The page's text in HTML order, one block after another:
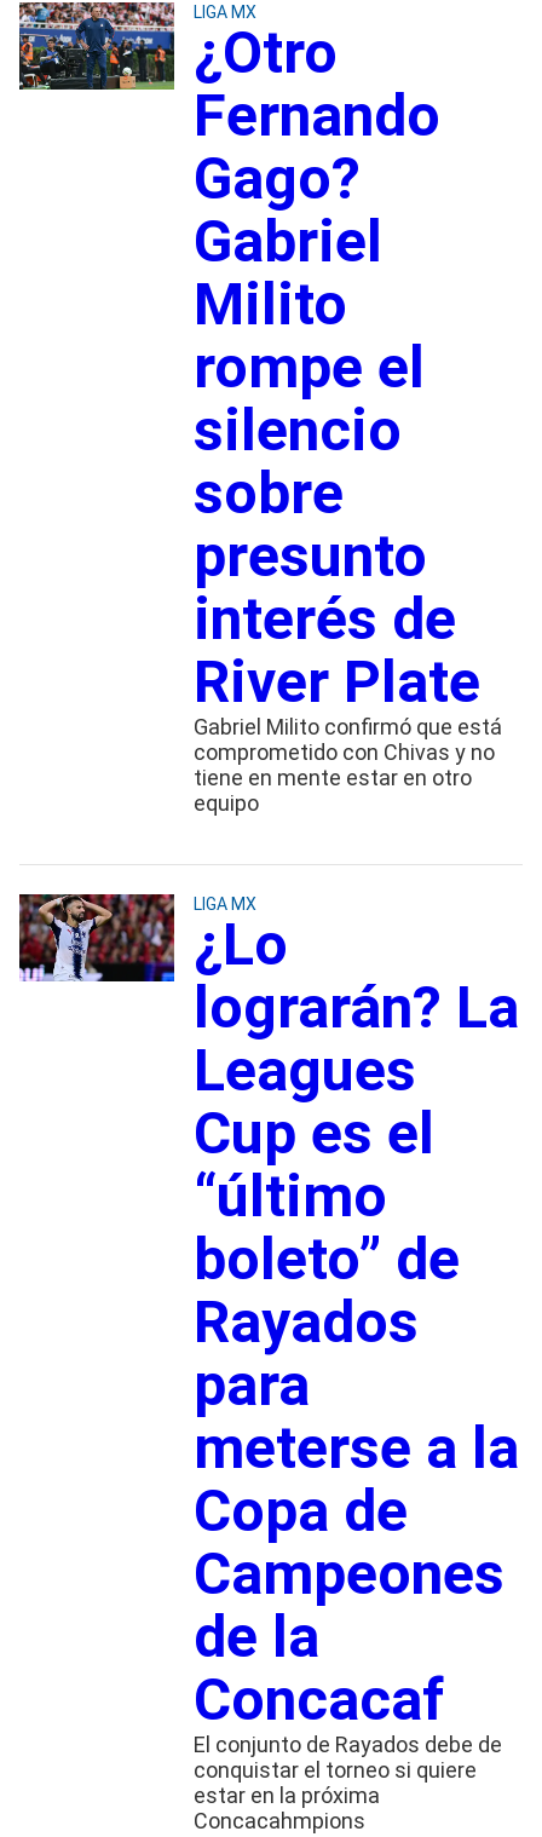
LIGA MX
¿Otro
Fernando
Gago?
Gabriel
Milito
rompe el
silencio
sobre
presunto
interés de
River Plate
Gabriel Milito confirmó que está
comprometido con Chivas y no
tiene en mente estar en otro
equipo
LIGA MX
¿Lo
lograrán? La
Leagues
Cup es el
“último
boleto” de
Rayados
para
meterse a la
Copa de
Campeones
de la
Concacaf
El conjunto de Rayados debe de
conquistar el torneo si quiere
estar en la próxima
Concacahmpions